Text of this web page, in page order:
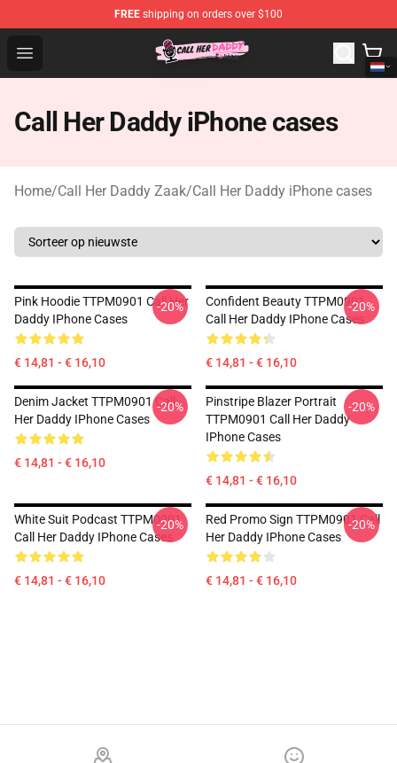
FREE shipping on orders over $100
Open menu
Call Her Daddy Store - Official Call Her Daddy
Call Her Daddy iPhone cases
Home/Call Her Daddy Zaak/Call Her Daddy iPhone cases
Pink Hoodie TTPM0901 Call Her
Daddy IPhone Cases
€ 14,81 - € 16,10
-20%
Confident Beauty TTPM0901
Call Her Daddy IPhone Cases
€ 14,81 - € 16,10
-20%
Denim Jacket TTPM0901 Call
Her Daddy IPhone Cases
€ 14,81 - € 16,10
-20%
Pinstripe Blazer Portrait
TTPM0901 Call Her Daddy
IPhone Cases
€ 14,81 - € 16,10
-20%
White Suit Podcast TTPM0901
Call Her Daddy IPhone Cases
€ 14,81 - € 16,10
-20%
Red Promo Sign TTPM0901 Call
Her Daddy IPhone Cases
€ 14,81 - € 16,10
-20%